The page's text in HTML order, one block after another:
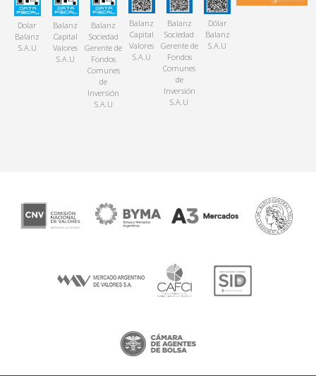
Dolar
Balanz
S.A.U
Balanz
Capital
Valores
S.A.U
Balanz
Sociedad
Gerente de
Fondos
Comunes
de
Inversión
S.A.U
Balanz
Capital
Valores
S.A.U
Balanz
Sociedad
Gerente de
Fondos
Comunes
de
Inversión
S.A.U
Dólar
Balanz
S.A.U